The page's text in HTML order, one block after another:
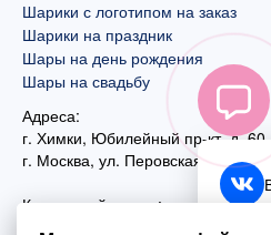
Шарики с логотипом на заказ
Шарики на праздник
Шары на день рождения
Шары на свадьбу
Адреса:
г. Химки, Юбилейный пр-кт, д. 60
г. Москва, ул. Перовская, д. 59
Контактный номер: